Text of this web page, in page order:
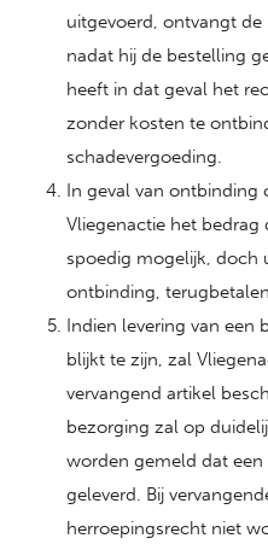
uitgevoerd, ontvangt
nadat hij de bestelling
heeft in dat geval het
zonder kosten te
schadevergoeding.
In geval van ontbinding
Vliegenactie het
spoedig mogelijk, doch
ontbinding,
Indien levering van een
blijkt te zijn, zal
vervangend artikel
bezorging zal op
worden gemeld dat
geleverd. Bij
herroepingsrecht niet